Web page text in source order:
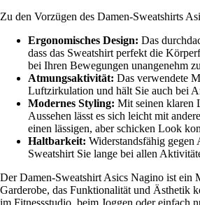
Zu den Vorzügen des Damen-Sweatshirts
Ergonomisches Design: Das
dass das Sweatshirt perfekt die
bei Ihren Bewegungen unangenehm
Atmungsaktivität: Das verwendete
Luftzirkulation und hält Sie auch bei
Modernes Styling: Mit seinen klaren
Aussehen lässt es sich leicht mit
einen lässigen, aber schicken Look
Haltbarkeit: Widerstandsfähig
Sweatshirt Sie lange bei allen
Der Damen-Sweatshirt Asics Nagino ist ein
Garderobe, das Funktionalität und Ästhetik